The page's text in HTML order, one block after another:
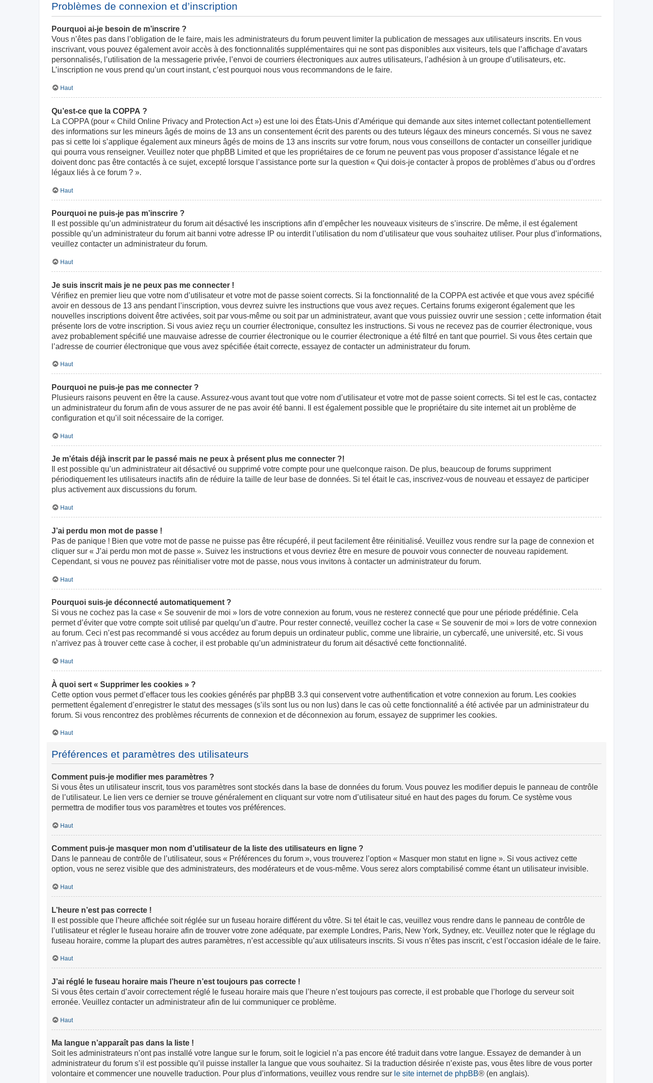
Problèmes de connexion et d’inscription
Pourquoi ai-je besoin de m’inscrire ?
Vous n’êtes pas dans l’obligation de le faire, mais les administrateurs du forum peuvent limiter la publication de messages aux utilisateurs inscrits. En vous
inscrivant, vous pouvez également avoir accès à des fonctionnalités supplémentaires qui ne sont pas disponibles aux visiteurs, tels que l’affichage d’avatars
personnalisés, l’utilisation de la messagerie privée, l’envoi de courriers électroniques aux autres utilisateurs, l’adhésion à un groupe d’utilisateurs, etc.
L’inscription ne vous prend qu’un court instant, c’est pourquoi nous vous recommandons de le faire.
Haut
Qu’est-ce que la COPPA ?
La COPPA (pour « Child Online Privacy and Protection Act ») est une loi des États-Unis d’Amérique qui demande aux sites internet collectant potentiellement
des informations sur les mineurs âgés de moins de 13 ans un consentement écrit des parents ou des tuteurs légaux des mineurs concernés. Si vous ne savez
pas si cette loi s’applique également aux mineurs âgés de moins de 13 ans inscrits sur votre forum, nous vous conseillons de contacter un conseiller juridique
qui pourra vous renseigner. Veuillez noter que phpBB Limited et que les propriétaires de ce forum ne peuvent pas vous proposer d’assistance légale et ne
doivent donc pas être contactés à ce sujet, excepté lorsque l’assistance porte sur la question « Qui dois-je contacter à propos de problèmes d’abus ou d’ordres
légaux liés à ce forum ? ».
Haut
Pourquoi ne puis-je pas m’inscrire ?
Il est possible qu’un administrateur du forum ait désactivé les inscriptions afin d’empêcher les nouveaux visiteurs de s’inscrire. De même, il est également
possible qu’un administrateur du forum ait banni votre adresse IP ou interdit l’utilisation du nom d’utilisateur que vous souhaitez utiliser. Pour plus d’informations,
veuillez contacter un administrateur du forum.
Haut
Je suis inscrit mais je ne peux pas me connecter !
Vérifiez en premier lieu que votre nom d’utilisateur et votre mot de passe soient corrects. Si la fonctionnalité de la COPPA est activée et que vous avez spécifié
avoir en dessous de 13 ans pendant l’inscription, vous devrez suivre les instructions que vous avez reçues. Certains forums exigeront également que les
nouvelles inscriptions doivent être activées, soit par vous-même ou soit par un administrateur, avant que vous puissiez ouvrir une session ; cette information était
présente lors de votre inscription. Si vous aviez reçu un courrier électronique, consultez les instructions. Si vous ne recevez pas de courrier électronique, vous
avez probablement spécifié une mauvaise adresse de courrier électronique ou le courrier électronique a été filtré en tant que pourriel. Si vous êtes certain que
l’adresse de courrier électronique que vous avez spécifiée était correcte, essayez de contacter un administrateur du forum.
Haut
Pourquoi ne puis-je pas me connecter ?
Plusieurs raisons peuvent en être la cause. Assurez-vous avant tout que votre nom d’utilisateur et votre mot de passe soient corrects. Si tel est le cas, contactez
un administrateur du forum afin de vous assurer de ne pas avoir été banni. Il est également possible que le propriétaire du site internet ait un problème de
configuration et qu’il soit nécessaire de la corriger.
Haut
Je m’étais déjà inscrit par le passé mais ne peux à présent plus me connecter ?!
Il est possible qu’un administrateur ait désactivé ou supprimé votre compte pour une quelconque raison. De plus, beaucoup de forums suppriment
périodiquement les utilisateurs inactifs afin de réduire la taille de leur base de données. Si tel était le cas, inscrivez-vous de nouveau et essayez de participer
plus activement aux discussions du forum.
Haut
J’ai perdu mon mot de passe !
Pas de panique ! Bien que votre mot de passe ne puisse pas être récupéré, il peut facilement être réinitialisé. Veuillez vous rendre sur la page de connexion et
cliquer sur « J’ai perdu mon mot de passe ». Suivez les instructions et vous devriez être en mesure de pouvoir vous connecter de nouveau rapidement.
Cependant, si vous ne pouvez pas réinitialiser votre mot de passe, nous vous invitons à contacter un administrateur du forum.
Haut
Pourquoi suis-je déconnecté automatiquement ?
Si vous ne cochez pas la case « Se souvenir de moi » lors de votre connexion au forum, vous ne resterez connecté que pour une période prédéfinie. Cela
permet d’éviter que votre compte soit utilisé par quelqu’un d’autre. Pour rester connecté, veuillez cocher la case « Se souvenir de moi » lors de votre connexion
au forum. Ceci n’est pas recommandé si vous accédez au forum depuis un ordinateur public, comme une librairie, un cybercafé, une université, etc. Si vous
n’arrivez pas à trouver cette case à cocher, il est probable qu’un administrateur du forum ait désactivé cette fonctionnalité.
Haut
À quoi sert « Supprimer les cookies » ?
Cette option vous permet d’effacer tous les cookies générés par phpBB 3.3 qui conservent votre authentification et votre connexion au forum. Les cookies
permettent également d’enregistrer le statut des messages (s’ils sont lus ou non lus) dans le cas où cette fonctionnalité a été activée par un administrateur du
forum. Si vous rencontrez des problèmes récurrents de connexion et de déconnexion au forum, essayez de supprimer les cookies.
Haut
Préférences et paramètres des utilisateurs
Comment puis-je modifier mes paramètres ?
Si vous êtes un utilisateur inscrit, tous vos paramètres sont stockés dans la base de données du forum. Vous pouvez les modifier depuis le panneau de contrôle
de l’utilisateur. Le lien vers ce dernier se trouve généralement en cliquant sur votre nom d’utilisateur situé en haut des pages du forum. Ce système vous
permettra de modifier tous vos paramètres et toutes vos préférences.
Haut
Comment puis-je masquer mon nom d’utilisateur de la liste des utilisateurs en ligne ?
Dans le panneau de contrôle de l’utilisateur, sous « Préférences du forum », vous trouverez l’option « Masquer mon statut en ligne ». Si vous activez cette
option, vous ne serez visible que des administrateurs, des modérateurs et de vous-même. Vous serez alors comptabilisé comme étant un utilisateur invisible.
Haut
L’heure n’est pas correcte !
Il est possible que l’heure affichée soit réglée sur un fuseau horaire différent du vôtre. Si tel était le cas, veuillez vous rendre dans le panneau de contrôle de
l’utilisateur et régler le fuseau horaire afin de trouver votre zone adéquate, par exemple Londres, Paris, New York, Sydney, etc. Veuillez noter que le réglage du
fuseau horaire, comme la plupart des autres paramètres, n’est accessible qu’aux utilisateurs inscrits. Si vous n’êtes pas inscrit, c’est l’occasion idéale de le faire.
Haut
J’ai réglé le fuseau horaire mais l’heure n’est toujours pas correcte !
Si vous êtes certain d’avoir correctement réglé le fuseau horaire mais que l’heure n’est toujours pas correcte, il est probable que l’horloge du serveur soit
erronée. Veuillez contacter un administrateur afin de lui communiquer ce problème.
Haut
Ma langue n’apparaît pas dans la liste !
Soit les administrateurs n’ont pas installé votre langue sur le forum, soit le logiciel n’a pas encore été traduit dans votre langue. Essayez de demander à un
administrateur du forum s’il est possible qu’il puisse installer la langue que vous souhaitez. Si la traduction désirée n’existe pas, vous êtes libre de vous porter
volontaire et commencer une nouvelle traduction. Pour plus d’informations, veuillez vous rendre sur le site internet de phpBB® (en anglais).